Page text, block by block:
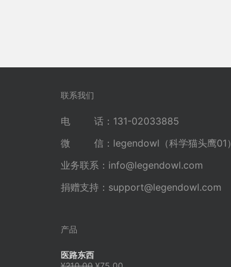
联系我们
电 话：131-02033885
微 信：legendowl（科学猫头鹰01）
业务联系： info@legendowl.com
捐赠支持： support@legendowl.com
产品
医路东西
原